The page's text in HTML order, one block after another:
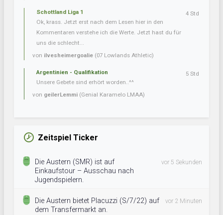
Schottland Liga 1
Ok, krass. Jetzt erst nach dem Lesen hier in den
Kommentaren verstehe ich die Werte. Jetzt hast du für
uns die schlecht...
von ilvesheimergoalie (07 Lowlands Athletic)
4 Std
Argentinien - Qualifikation
Unsere Gebete sind erhört worden..^^
von geilerLemmi (Genial Karamelo LMAA)
5 Std
Zeitspiel Ticker
Die Austern (SMR) ist auf
Einkaufstour – Ausschau nach
Jugendspielern.
vor 5 Sekunden
Die Austern bietet Placuzzi (S/7/22) auf
dem Transfermarkt an.
vor 2 Minuten